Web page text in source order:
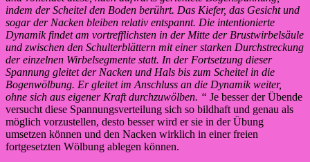
indem der Scheitel den Boden berührt. Das Kiefer, das Gesicht und
sogar der Nacken bleiben relativ entspannt. Die intentionierte
Dynamik findet am vortrefflichsten in der Mitte der Brustwirbelsäule
und zwischen den Schulterblättern mit einer starken Durchstreckung
der einzelnen Wirbelsegmente statt. In der Fortsetzung dieser
Spannung gleitet der Nacken und Hals bis zum Scheitel in die
Bogenwölbung. Er gleitet im Anschluss an die Dynamik weiter,
ohne sich aus eigener Kraft durchzuwölben. “ Je besser der Übende
versucht diese Spannungsverteilung sich so bildhaft und genau als
möglich vorzustellen, desto besser wird er sie in der Übung
umsetzen können und den Nacken wirklich in einer freien
fortgesetzten Wölbung ablegen können.